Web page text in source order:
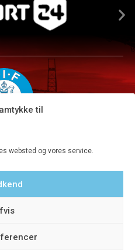
til
websted og vores service.
· Kontortid man-fre kl. 9-15